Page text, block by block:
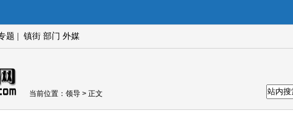
题 镇街 部门 外媒
当前位置： 领导 > 正文